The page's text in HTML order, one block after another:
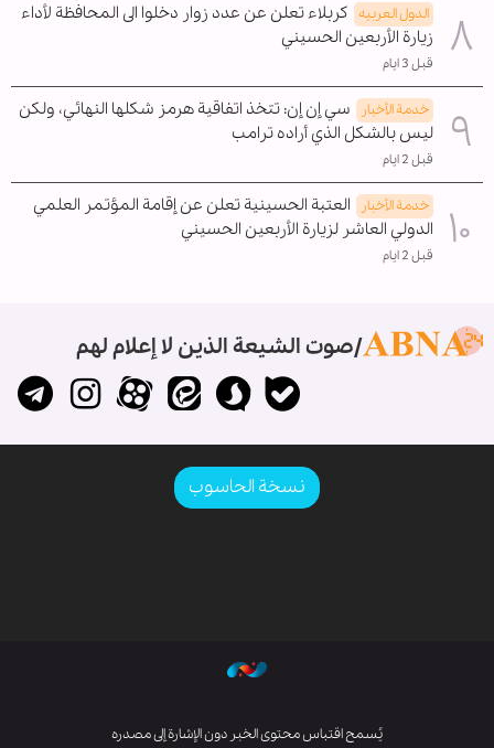
الدول العربیه كربلاء تعلن عن عدد زوار دخلوا الى المحافظة لأداء
زيارة الأربعين الحسيني
قبل 3 ايام
خدمة الأخبار
سي إن إن: تتخذ اتفاقية هرمز شكلها النهائي، ولكن
ليس بالشكل الذي أراده ترامب
قبل 2 ايام
خدمة الأخبار
العتبة الحسينية تعلن عن إقامة المؤتمر العلمي
الدولي العاشر لزيارة الأربعين الحسيني
قبل 2 ايام
صوت الشيعة الذين لا إعلام لهم
نسخة الحاسوب
يُسمح اقتباس محتوى الخبر دون الإشارة إلى مصدره